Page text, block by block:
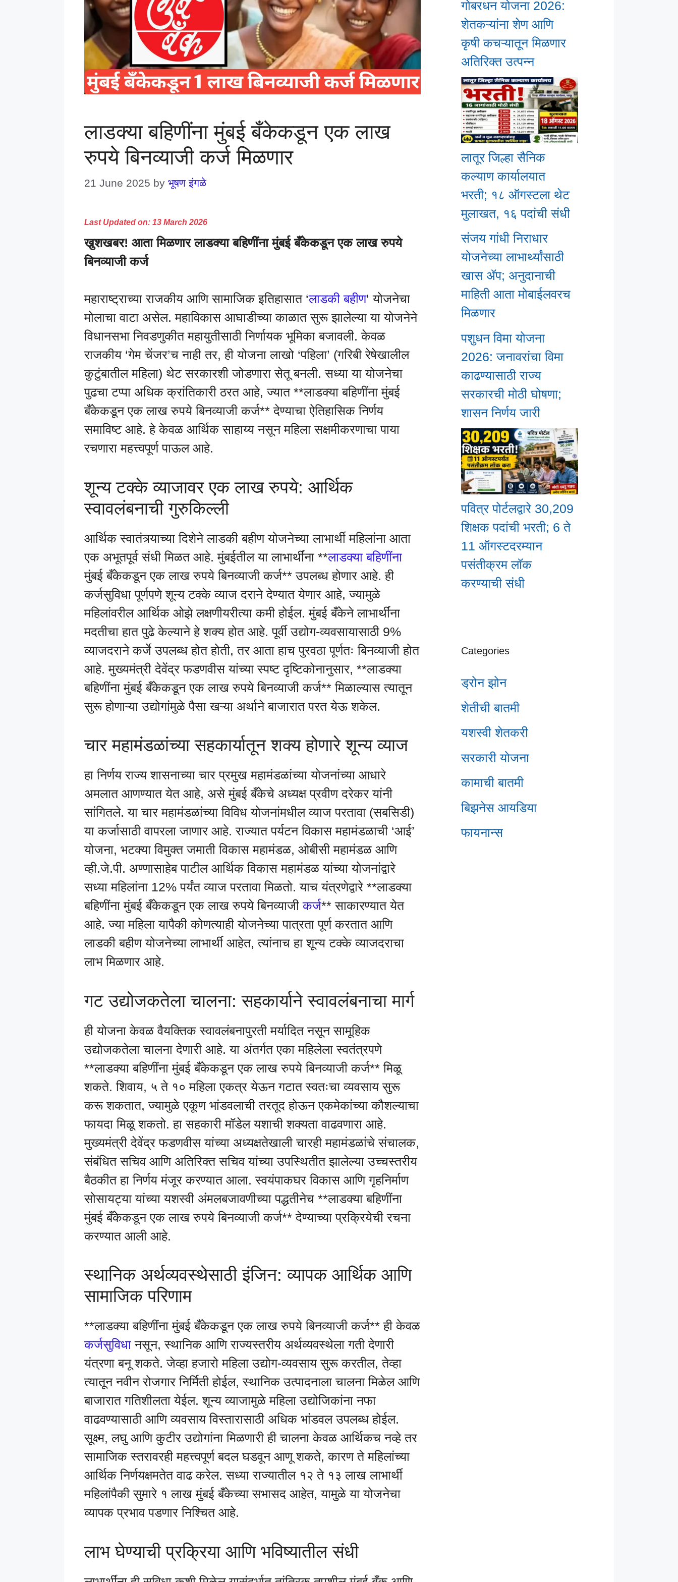
लाडक्या बहिणींना मुंबई बँकेकडून एक लाख
रुपये बिनव्याजी कर्ज मिळणार
21 June 2025 by भूषण इंगळे
Last Updated on: 13 March 2026
खुशखबर! आता मिळणार लाडक्या बहिणींना मुंबई बँकेकडून एक लाख रुपये
बिनव्याजी कर्ज
महाराष्ट्राच्या राजकीय आणि सामाजिक इतिहासात ‘लाडकी बहीण‘ योजनेचा
मोलाचा वाटा असेल. महाविकास आघाडीच्या काळात सुरू झालेल्या या योजनेने
विधानसभा निवडणुकीत महायुतीसाठी निर्णायक भूमिका बजावली. केवळ
राजकीय ‘गेम चेंजर’च नाही तर, ही योजना लाखो ‘पहिला’ (गरिबी रेषेखालील
कुटुंबातील महिला) थेट सरकारशी जोडणारा सेतू बनली. सध्या या योजनेचा
पुढचा टप्पा अधिक क्रांतिकारी ठरत आहे, ज्यात **लाडक्या बहिणींना मुंबई
बँकेकडून एक लाख रुपये बिनव्याजी कर्ज** देण्याचा ऐतिहासिक निर्णय
समाविष्ट आहे. हे केवळ आर्थिक साहाय्य नसून महिला सक्षमीकरणाचा पाया
रचणारा महत्त्वपूर्ण पाऊल आहे.
शून्य टक्के व्याजावर एक लाख रुपये: आर्थिक
स्वावलंबनाची गुरुकिल्ली
आर्थिक स्वातंत्र्याच्या दिशेने लाडकी बहीण योजनेच्या लाभार्थी महिलांना आता
एक अभूतपूर्व संधी मिळत आहे. मुंबईतील या लाभार्थींना **लाडक्या बहिणींना
मुंबई बँकेकडून एक लाख रुपये बिनव्याजी कर्ज** उपलब्ध होणार आहे. ही
कर्जसुविधा पूर्णपणे शून्य टक्के व्याज दराने देण्यात येणार आहे, ज्यामुळे
महिलांवरील आर्थिक ओझे लक्षणीयरीत्या कमी होईल. मुंबई बँकेने लाभार्थींना
मदतीचा हात पुढे केल्याने हे शक्य होत आहे. पूर्वी उद्योग-व्यवसायासाठी 9%
व्याजदराने कर्जे उपलब्ध होत होती, तर आता हाच पुरवठा पूर्णतः बिनव्याजी होत
आहे. मुख्यमंत्री देवेंद्र फडणवीस यांच्या स्पष्ट दृष्टिकोनानुसार, **लाडक्या
बहिणींना मुंबई बँकेकडून एक लाख रुपये बिनव्याजी कर्ज** मिळाल्यास त्यातून
सुरू होणाऱ्या उद्योगांमुळे पैसा खऱ्या अर्थाने बाजारात परत येऊ शकेल.
चार महामंडळांच्या सहकार्यातून शक्य होणारे शून्य व्याज
हा निर्णय राज्य शासनाच्या चार प्रमुख महामंडळांच्या योजनांच्या आधारे
अमलात आणण्यात येत आहे, असे मुंबई बँकेचे अध्यक्ष प्रवीण दरेकर यांनी
सांगितले. या चार महामंडळांच्या विविध योजनांमधील व्याज परतावा (सबसिडी)
या कर्जासाठी वापरला जाणार आहे. राज्यात पर्यटन विकास महामंडळाची ‘आई’
योजना, भटक्या विमुक्त जमाती विकास महामंडळ, ओबीसी महामंडळ आणि
व्ही.जे.पी. अण्णासाहेब पाटील आर्थिक विकास महामंडळ यांच्या योजनांद्वारे
सध्या महिलांना 12% पर्यंत व्याज परतावा मिळतो. याच यंत्रणेद्वारे **लाडक्या
बहिणींना मुंबई बँकेकडून एक लाख रुपये बिनव्याजीकर्ज** साकारण्यात येत
आहे. ज्या महिला यापैकी कोणत्याही योजनेच्या पात्रता पूर्ण करतात आणि
लाडकी बहीण योजनेच्या लाभार्थी आहेत, त्यांनाच हा शून्य टक्के व्याजदराचा
लाभ मिळणार आहे.
गट उद्योजकतेला चालना: सहकार्याने स्वावलंबनाचा मार्ग
ही योजना केवळ वैयक्तिक स्वावलंबनापुरती मर्यादित नसून सामूहिक
उद्योजकतेला चालना देणारी आहे. या अंतर्गत एका महिलेला स्वतंत्रपणे
**लाडक्या बहिणींना मुंबई बँकेकडून एक लाख रुपये बिनव्याजी कर्ज** मिळू
शकते. शिवाय, ५ ते १० महिला एकत्र येऊन गटात स्वतःचा व्यवसाय सुरू
करू शकतात, ज्यामुळे एकूण भांडवलाची तरतूद होऊन एकमेकांच्या कौशल्याचा
फायदा मिळू शकतो. हा सहकारी मॉडेल यशाची शक्यता वाढवणारा आहे.
मुख्यमंत्री देवेंद्र फडणवीस यांच्या अध्यक्षतेखाली चारही महामंडळांचे संचालक,
संबंधित सचिव आणि अतिरिक्त सचिव यांच्या उपस्थितीत झालेल्या उच्चस्तरीय
बैठकीत हा निर्णय मंजूर करण्यात आला. स्वयंपाकघर विकास आणि गृहनिर्माण
सोसायट्या यांच्या यशस्वी अंमलबजावणीच्या पद्धतीनेच **लाडक्या बहिणींना
मुंबई बँकेकडून एक लाख रुपये बिनव्याजी कर्ज** देण्याच्या प्रक्रियेची रचना
करण्यात आली आहे.
स्थानिक अर्थव्यवस्थेसाठी इंजिन: व्यापक आर्थिक आणि
सामाजिक परिणाम
**लाडक्या बहिणींना मुंबई बँकेकडून एक लाख रुपये बिनव्याजी कर्ज** ही केवळ
कर्जसुविधा नसून, स्थानिक आणि राज्यस्तरीय अर्थव्यवस्थेला गती देणारी
यंत्रणा बनू शकते. जेव्हा हजारो महिला उद्योग-व्यवसाय सुरू करतील, तेव्हा
त्यातून नवीन रोजगार निर्मिती होईल, स्थानिक उत्पादनाला चालना मिळेल आणि
बाजारात गतिशीलता येईल. शून्य व्याजामुळे महिला उद्योजिकांना नफा
वाढवण्यासाठी आणि व्यवसाय विस्तारासाठी अधिक भांडवल उपलब्ध होईल.
सूक्ष्म, लघु आणि कुटीर उद्योगांना मिळणारी ही चालना केवळ आर्थिकच नव्हे तर
सामाजिक स्तरावरही महत्त्वपूर्ण बदल घडवून आणू शकते, कारण ते महिलांच्या
आर्थिक निर्णयक्षमतेत वाढ करेल. सध्या राज्यातील १२ ते १३ लाख लाभार्थी
महिलांपैकी सुमारे १ लाख मुंबई बँकेच्या सभासद आहेत, यामुळे या योजनेचा
व्यापक प्रभाव पडणार निश्चित आहे.
लाभ घेण्याची प्रक्रिया आणि भविष्यातील संधी
गोबरधन योजना 2026:
शेतकऱ्यांना शेण आणि
कृषी कचऱ्यातून मिळणार
अतिरिक्त उत्पन्न
लातूर जिल्हा सैनिक
कल्याण कार्यालयात
भरती; १८ ऑगस्टला थेट
मुलाखत, १६ पदांची संधी
संजय गांधी निराधार
योजनेच्या लाभार्थ्यांसाठी
खास ॲप; अनुदानाची
माहिती आता मोबाईलवरच
मिळणार
पशुधन विमा योजना
2026: जनावरांचा विमा
काढण्यासाठी राज्य
सरकारची मोठी घोषणा;
शासन निर्णय जारी
पवित्र पोर्टलद्वारे 30,209
शिक्षक पदांची भरती; 6 ते
11 ऑगस्टदरम्यान
पसंतीक्रम लॉक
करण्याची संधी
Categories
ड्रोन झोन
शेतीची बातमी
यशस्वी शेतकरी
सरकारी योजना
कामाची बातमी
बिझनेस आयडिया
फायनान्स